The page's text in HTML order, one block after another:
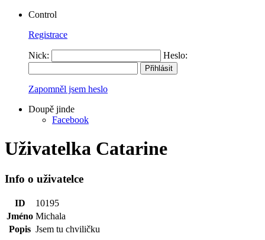
Control
Registrace
Nick: Heslo:
Zapomněl jsem heslo
Doupě jinde
Facebook
Uživatelka Catarine
Info o uživatelce
ID
10195
Jméno Michala
Popis Jsem tu chviličku